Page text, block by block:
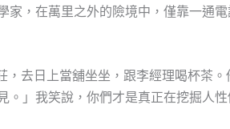
，在萬里之外的險境中，僅靠一通電
去日上當舖坐坐，跟李經理喝杯茶
」我笑說，你們才是真正在挖掘人性